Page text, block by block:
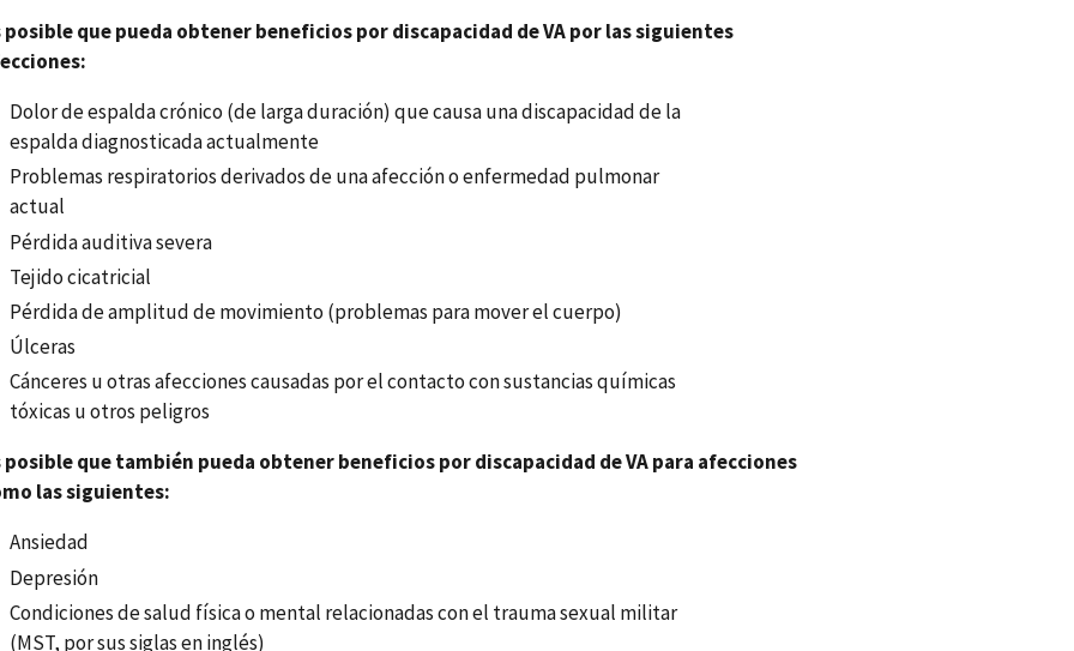
posible que pueda obtener beneficios por discapacidad de VA por las siguientes
Dolor de espalda crónico (de larga duración) que causa una discapacidad de la
espalda diagnosticada actualmente
Problemas respiratorios derivados de una afección o enfermedad pulmonar
actual
Pérdida auditiva severa
Tejido cicatricial
Pérdida de amplitud de movimiento (problemas para mover el cuerpo)
Úlceras
Cánceres u otras afecciones causadas por el contacto con sustancias químicas
tóxicas u otros peligros
posible que también pueda obtener beneficios por discapacidad de VA para afecciones
las siguientes:
Ansiedad
Depresión
Condiciones de salud física o mental relacionadas con el trauma sexual militar
(MST, por sus siglas en inglés)